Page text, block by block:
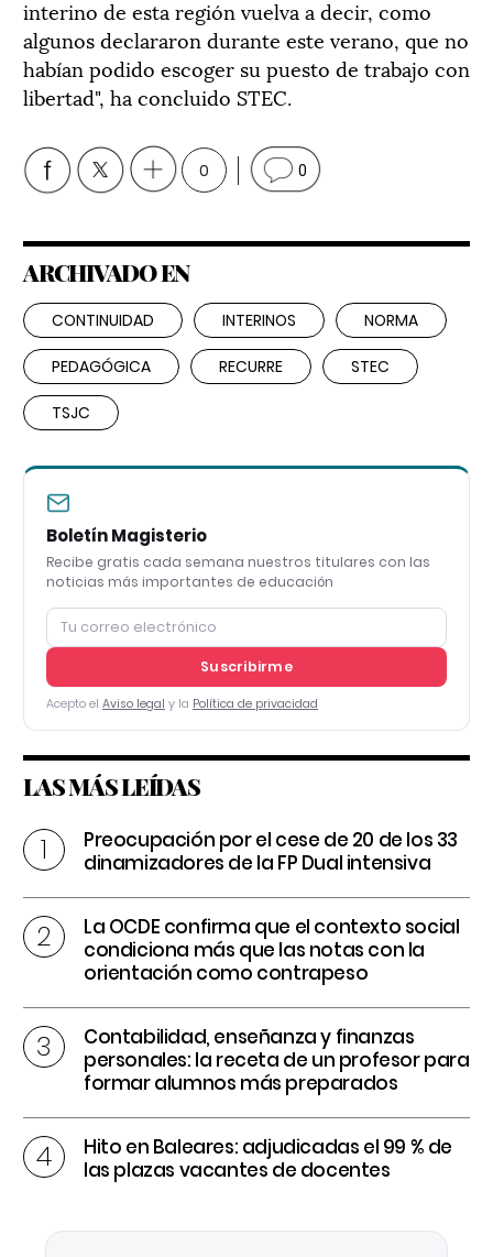
interino de esta región vuelva a decir, como
algunos declararon durante este verano, que no
habían podido escoger su puesto de trabajo con
libertad", ha concluido STEC.
0 0
ARCHIVADO EN
CONTINUIDAD INTERINOS NORMA
PEDAGÓGICA RECURRE STEC
TSJC
Boletín Magisterio
Recibe gratis cada semana nuestros titulares con las
noticias más importantes de educación
Suscribirme
Acepto el Aviso legal y la Política de privacidad
LAS MÁS LEÍDAS
Preocupación por el cese de 20 de los 33
dinamizadores de la FP Dual intensiva
La OCDE confirma que el contexto social
condiciona más que las notas con la
orientación como contrapeso
Contabilidad, enseñanza y finanzas
personales: la receta de un profesor para
formar alumnos más preparados
Hito en Baleares: adjudicadas el 99 % de
las plazas vacantes de docentes